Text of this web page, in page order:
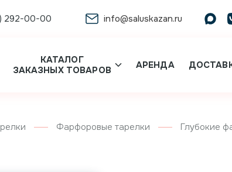
292-00-00 info@saluskazan.ru
КАТАЛОГ
ЗАКАЗНЫХ ТОВАРОВ
АРЕНДА
Фарфоровые тарелки
Глубокие